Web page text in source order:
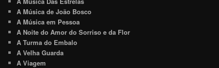
A Música de João Bosco
A Música em Pessoa
A Noite do Amor do Sorriso e da Flor
A Turma do Embalo
A Velha Guarda
A Viagem